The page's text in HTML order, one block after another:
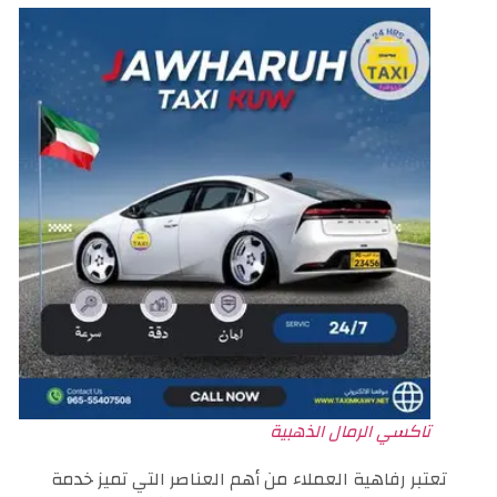
تاكسي الرمال الذهبية
تعتبر رفاهية العملاء من أهم العناصر التي تميز خدمة